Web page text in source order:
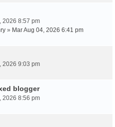
2026 8:57 pm
» Mar Aug 04, 2026 6:41 pm
2026 9:03 pm
blogger
2026 8:56 pm